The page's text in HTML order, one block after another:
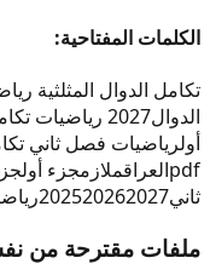
الكلمات المفتاحية:
تكامل الدوال المثلثية
الدوال2027 رياضيات تكامل الدوال
أولرياضيات فصل ثاني
pdfالعراقملازمجزء أول
ثاني
202520262027
ملفات مقترحة من